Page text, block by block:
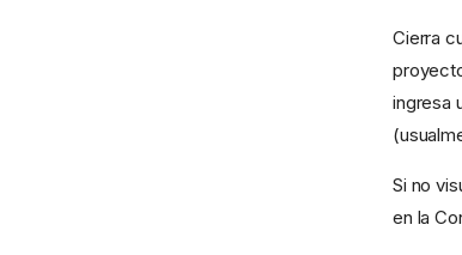
Cierra
ingresa
Si no
en la